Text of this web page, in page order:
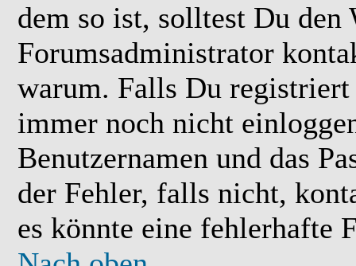
dem so ist, solltest Du den
Forumsadministrator
warum. Falls Du
immer noch nicht
Benutzernamen und das
der Fehler, falls nicht,
es könnte eine fehlerhafte